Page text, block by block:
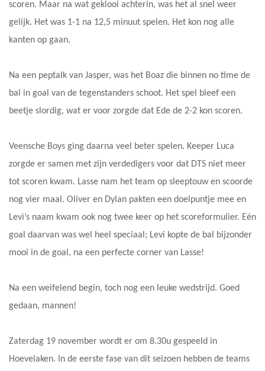
scoren. Maar na wat geklooi achterin, was het al snel weer
gelijk. Het was 1-1 na 12,5 minuut spelen. Het kon nog alle
kanten op gaan.
Na een peptalk van Jasper, was het Boaz die binnen no time de
bal in goal van de tegenstanders schoot. Het spel bleef een
beetje slordig, wat er voor zorgde dat Ede de 2-2 kon scoren.
Veensche Boys ging daarna veel beter spelen. Keeper Luca
zorgde er samen met zijn verdedigers voor dat DTS niet meer
tot scoren kwam. Lasse nam het team op sleeptouw en scoorde
nog vier maal. Oliver en Dylan pakten een doelpuntje mee en
Levi’s naam kwam ook nog twee keer op het scoreformulier. Eén
goal daarvan was wel heel speciaal; Levi kopte de bal bijzonder
mooi in de goal, na een perfecte corner van Lasse!
Na een weifelend begin, toch nog een leuke wedstrijd. Goed
gedaan, mannen!
Zaterdag 19 november wordt er om 8.30u gespeeld in
Hoevelaken. In de eerste fase van dit seizoen hebben de teams